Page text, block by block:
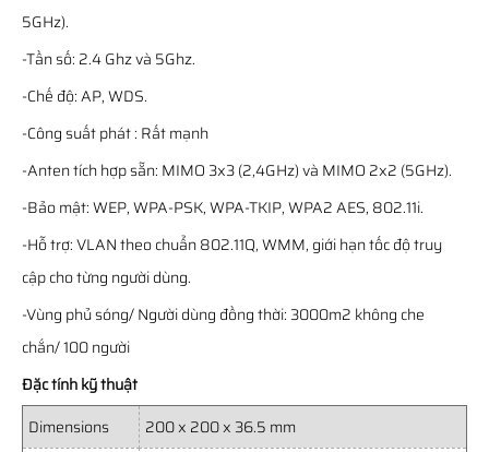
5GHz).
-Tần số: 2.4 Ghz và 5Ghz.
-Chế độ: AP, WDS.
-Công suất phát : Rất mạnh
-Anten tích hợp sẵn: MIMO 3x3 (2,4GHz) và MIMO 2x2 (5GHz).
-Bảo mật: WEP, WPA-PSK, WPA-TKIP, WPA2 AES, 802.11i.
-Hỗ trợ: VLAN theo chuẩn 802.11Q, WMM, giới hạn tốc độ truy
cập cho từng người dùng.
-Vùng phủ sóng/ Người dùng đồng thời: 3000m2 không che
chắn/ 100 người
Đặc tính kỹ thuật
Dimensions
200 x 200 x 36.5 mm